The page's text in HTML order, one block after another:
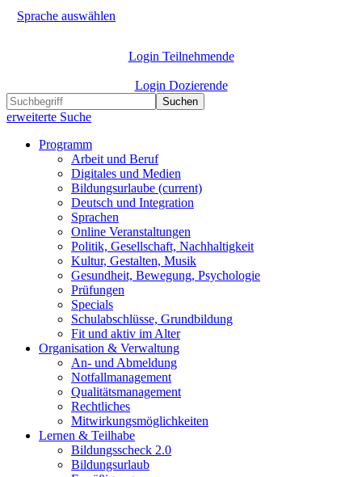
Sprache auswählen
Login Teilnehmende
Login Dozierende
Suchen
erweiterte Suche
Programm
Arbeit und Beruf
Digitales und Medien
Bildungsurlaube (current)
Deutsch und Integration
Sprachen
Online Veranstaltungen
Politik, Gesellschaft, Nachhaltigkeit
Kultur, Gestalten, Musik
Gesundheit, Bewegung, Psychologie
Prüfungen
Specials
Schulabschlüsse, Grundbildung
Fit und aktiv im Alter
Organisation & Verwaltung
An- und Abmeldung
Notfallmanagement
Qualitätsmanagement
Rechtliches
Mitwirkungsmöglichkeiten
Lernen & Teilhabe
Bildungsscheck 2.0
Bildungsurlaub